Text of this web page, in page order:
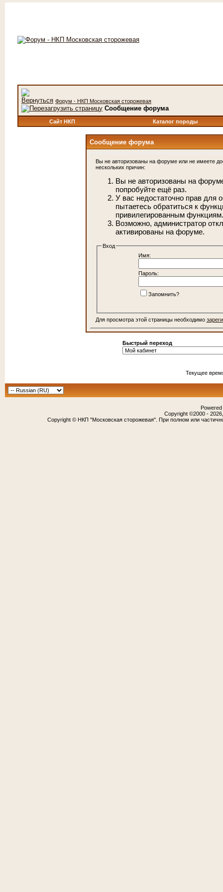
Форум - НКП Московская сторожевая
Сообщение форума
Сайт НКП Каталог породы
Сообщение форума
Вы не авторизованы на форуме или не имеете
нескольких причин:
Вы не авторизованы на
попробуйте ещё раз.
У вас недостаточно прав для
пытаетесь обратиться к
привилегированным функциям.
Возможно, администратор
активированы на форуме.
Вход
Имя:
Пароль:
Запомнить?
Для просмотра этой страницы необходимо
Быстрый переход
Текущее
Copyright ©2000 -
Copyright © НКП "Московская сторожевая". При полном или